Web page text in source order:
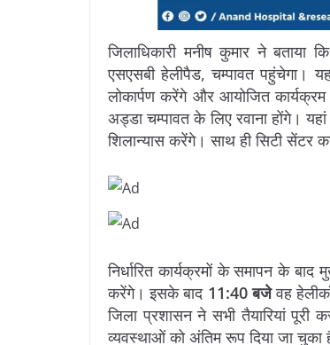
जिलाधिकारी मनीष कुमार ने बताया
एसएसबी हेलीपैड, चम्पावत पहुंचेगा।
लोकार्पण करेंगे और आयोजित
अड्डा चम्पावत के लिए रवाना होंगे।
शिलान्यास करेंगे। साथ ही सिटी सेंटर
निर्धारित कार्यक्रमों के समापन के बाद
करेंगे। इसके बाद 11:40 बजेवह
जिला प्रशासन ने सभी तैयारियां पूरी
व्यवस्थाओं को अंतिम रूप दिया जा चुका